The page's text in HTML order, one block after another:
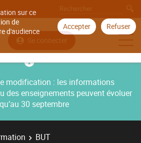
sur ce
de
d'audience
Accepter Refuser
Se connecter
modification : les informations
des enseignements peuvent évoluer
30 septembre
BUT